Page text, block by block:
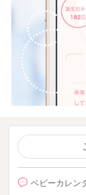
ベビーカレン